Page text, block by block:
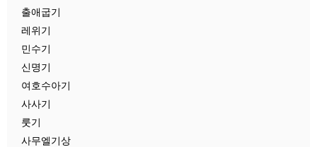
출애굽기
레위기
민수기
신명기
여호수아기
사사기
룻기
사무엘기상